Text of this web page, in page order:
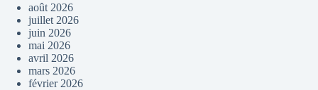
août 2026
juillet 2026
juin 2026
mai 2026
avril 2026
mars 2026
février 2026